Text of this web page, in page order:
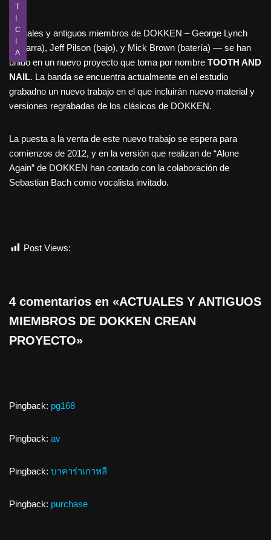
T
I
C
I
A
Actuales y antiguos miembros de DOKKEN – George Lynch
(guitarra), Jeff Pilson (bajo), y Mick Brown (batería) — se han
unido en un nuevo proyecto que toma por nombre TOOTH AND
NAIL. La banda se encuentra actualmente en el estudio
grabadno un nuevo trabajo en el que incluirán nuevo material y
versiones regrabadas de los clásicos de DOKKEN.
La puesta a la venta de este nuevo trabajo se espera para
comienzos de 2012, y en la versión que realizan de “Alone
Again” de DOKKEN han contado con la colaboración de
Sebastian Bach como vocalista invitado.
Post Views:
4 comentarios en «ACTUALES Y ANTIGUOS
MIEMBROS DE DOKKEN CREAN
PROYECTO»
Pingback: pg168
Pingback: av
Pingback: บาคาร่าเกาหลี
Pingback: purchase